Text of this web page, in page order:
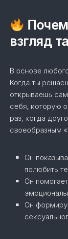
взгляд
В основе
Когда ты
открываешь
себя, которую
раз, когда
своеобразным
Он
полюбить
Он
Он